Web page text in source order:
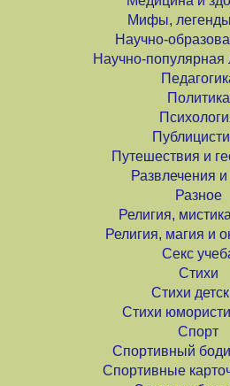
Мифы,
Научно-
Научно-популярная
Политика
Путешествия и
Развлечения и
Разное
Религия,
Религия, магия и
Секс
Стихи
Стихи
Стихи
Спорт
Спортивный
Спортивные